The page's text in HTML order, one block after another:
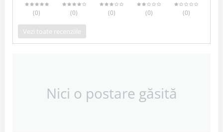
(0) (0) (0) (0) (0)
Vezi toate recenziile
Nici o postare găsită